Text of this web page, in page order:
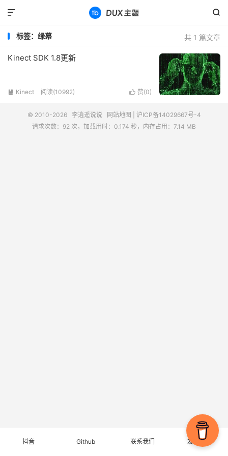


共 1 篇文章
标签：绿幕
Kinect SDK 1.8更新
 赞(0)
 Kinect 阅读(10992)
© 2010-2026 李逍遥说说 网站地图
沪ICP备14029667号-4
请求次数：92 次，加载用时：0.174 秒，内存占用：7.14 MB
抖音 Github 联系我们 友情链接